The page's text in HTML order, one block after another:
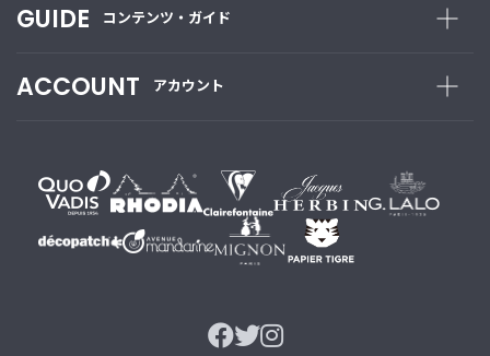
GUIDE コンテンツ・ガイド
ACCOUNT アカウント